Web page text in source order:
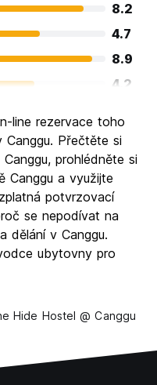
8.2
4.7
8.9
4.2
6.0
6.4
7.8
line rezervace toho
Přečtěte si
prohlédněte si
Canggu a využijte
potvrzovací
se nepodívat na
dělání v Canggu.
ubytovny pro
Hide Hostel @ Canggu